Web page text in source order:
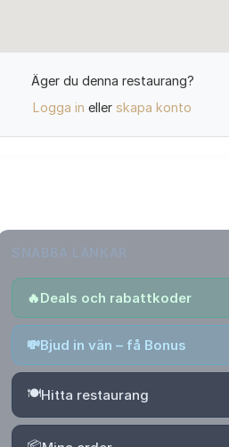
Äger du denna restaurang?
Logga in eller skapa konto
🔥Deals och rabattkoder
💸Bjud in vän – få Bonus
🍽️Hitta restaurang